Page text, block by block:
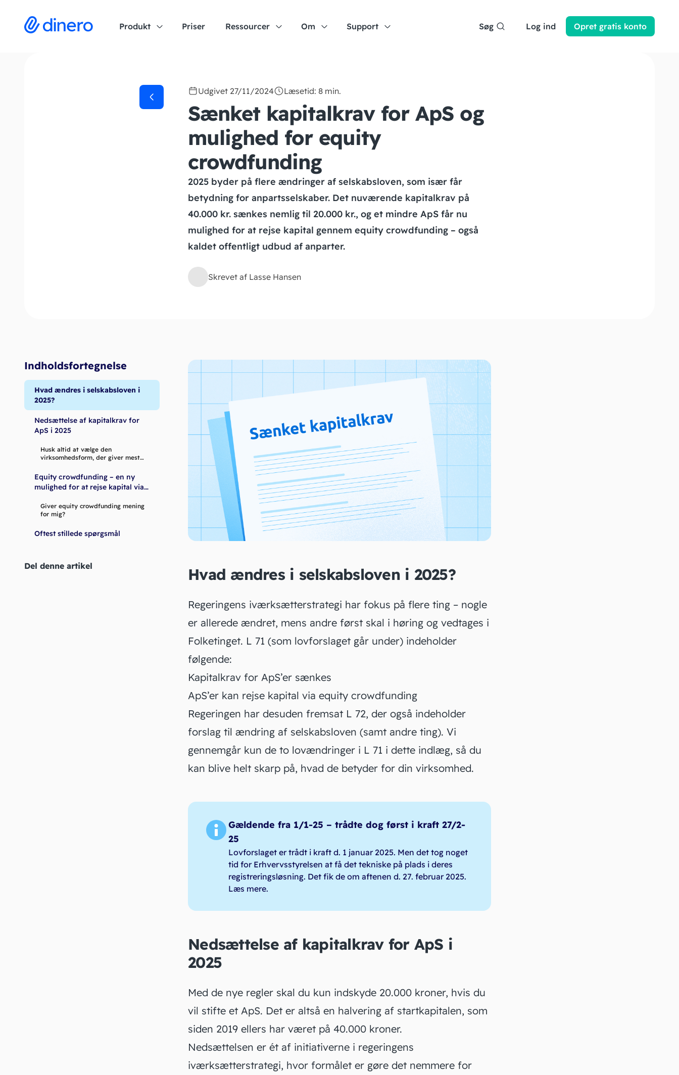
Produkt Priser Ressourcer Om Support Søg Log ind Opret gratis konto
Udgivet 27/11/2024 Læsetid: 8 min.
Sænket kapitalkrav for ApS og
mulighed for equity
crowdfunding
2025 byder på flere ændringer af selskabsloven, som især får
betydning for anpartsselskaber. Det nuværende kapitalkrav på
40.000 kr. sænkes nemlig til 20.000 kr., og et mindre ApS får nu
mulighed for at rejse kapital gennem equity crowdfunding – også
kaldet offentligt udbud af anparter.
Skrevet af Lasse Hansen
Indholdsfortegnelse
Hvad ændres i selskabsloven i
2025?
Nedsættelse af kapitalkrav for
ApS i 2025
Husk altid at vælge den
virksomhedsform, der giver mest
Equity crowdfunding – en ny
mulighed for at rejse kapital via
offentligheden
Giver equity crowdfunding mening
for mig?
Oftest stillede spørgsmål
Del denne artikel Hvad ændres i selskabsloven i 2025?
Regeringens iværksætterstrategi har fokus på flere ting – nogle
er allerede ændret, mens andre først skal i høring og vedtages i
Folketinget. L 71 (som lovforslaget går under) indeholder
følgende:
Kapitalkrav for ApS’er sænkes
ApS’er kan rejse kapital via equity crowdfunding
Regeringen har desuden fremsat L 72, der også indeholder
forslag til ændring af selskabsloven (samt andre ting). Vi
gennemgår kun de to lovændringer i L 71 i dette indlæg, så du
kan blive helt skarp på, hvad de betyder for din virksomhed.
Gældende fra 1/1-25 – trådte dog først i kraft 27/2-
25
Lovforslaget er trådt i kraft d. 1 januar 2025. Men det tog noget
tid for Erhvervsstyrelsen at få det tekniske på plads i deres
registreringsløsning. Det fik de om aftenen d. 27. februar 2025.
Læs mere.
Nedsættelse af kapitalkrav for ApS i
2025
Med de nye regler skal du kun indskyde 20.000 kroner, hvis du
vil stifte et ApS. Det er altså en halvering af startkapitalen, som
siden 2019 ellers har været på 40.000 kroner.
Nedsættelsen er ét af initiativerne i regeringens
iværksætterstrategi, hvor formålet er gøre det nemmere for